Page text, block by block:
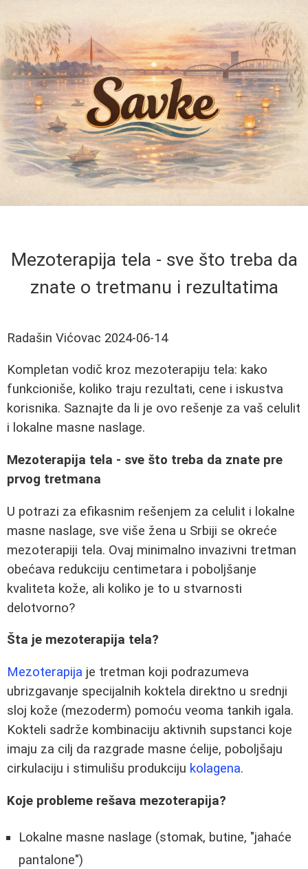
Mezoterapija tela - sve što treba da
znate o tretmanu i rezultatima
Radašin Vićovac 2024-06-14
Kompletan vodič kroz mezoterapiju tela: kako
funkcioniše, koliko traju rezultati, cene i iskustva
korisnika. Saznajte da li je ovo rešenje za vaš celulit
i lokalne masne naslage.
Mezoterapija tela - sve što treba da znate pre
prvog tretmana
U potrazi za efikasnim rešenjem za celulit i lokalne
masne naslage, sve više žena u Srbiji se okreće
mezoterapiji tela. Ovaj minimalno invazivni tretman
obećava redukciju centimetara i poboljšanje
kvaliteta kože, ali koliko je to u stvarnosti
delotvorno?
Šta je mezoterapija tela?
Mezoterapija je tretman koji podrazumeva
ubrizgavanje specijalnih koktela direktno u srednji
sloj kože (mezoderm) pomoću veoma tankih igala.
Kokteli sadrže kombinaciju aktivnih supstanci koje
imaju za cilj da razgrade masne ćelije, poboljšaju
cirkulaciju i stimulišu produkciju kolagena.
Koje probleme rešava mezoterapija?
Lokalne masne naslage (stomak, butine, "jahaće
pantalone")